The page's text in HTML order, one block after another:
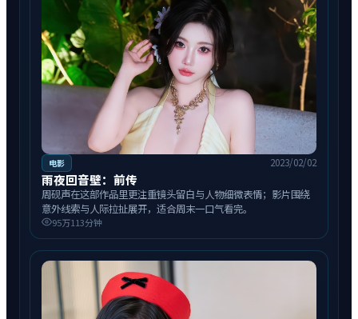
电影 2023/02/02
雨夜回音壁：前传
周砚声在这部作品里更注重镜头留白与人物细微表情；影片围绕
意外线索与人际拉扯展开，适合周末一口气看完。
95万113分钟